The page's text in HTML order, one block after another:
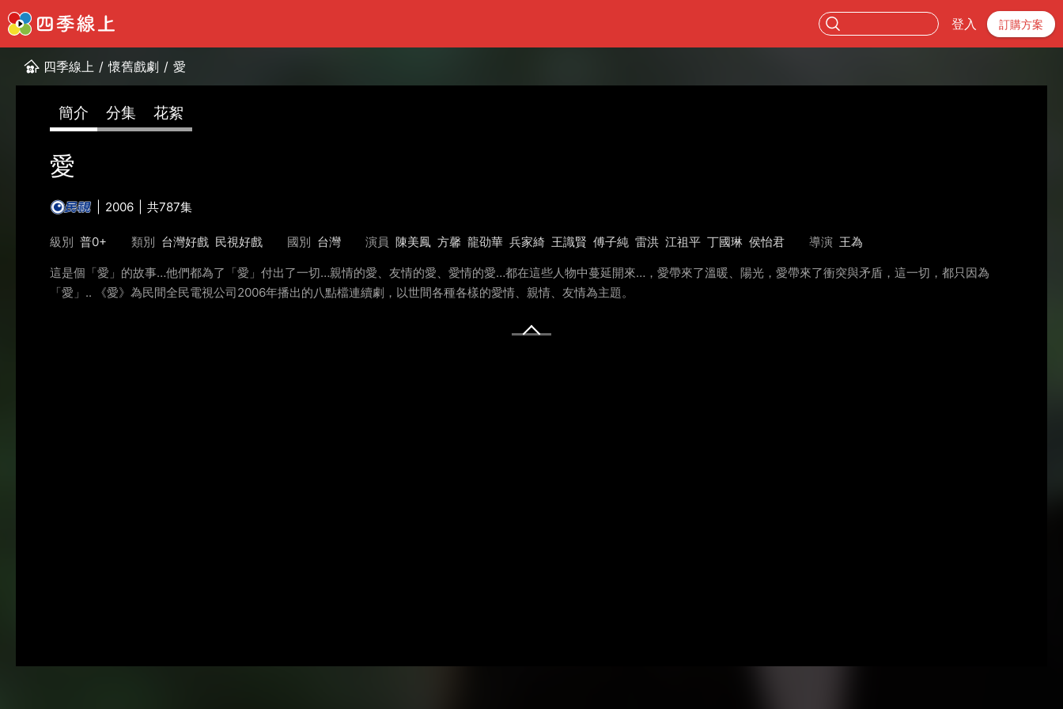
登入 訂購方案
四季線上 / 懷舊戲劇 / 愛
簡介 分集 花絮
愛
2006 共787集
級別 普0+ 類別 台灣好戲 民視好戲 國別 台灣 演員 陳美鳳 方馨 龍劭華 兵家綺 王識賢 傅子純 雷洪 江祖平 丁國琳 侯怡君 導演 王為
這是個「愛」的故事…他們都為了「愛」付出了一切…親情的愛、友情的愛、愛情的愛…都在這些人物中蔓延開來…，愛帶來了溫暖、陽光，愛帶來了衝突與矛盾，這一切，都只因為
「愛」.. 《愛》為民間全民電視公司2006年播出的八點檔連續劇，以世間各種各樣的愛情、親情、友情為主題。